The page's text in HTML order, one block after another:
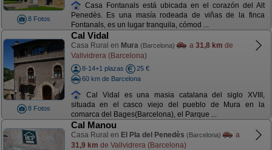
8 Fotos
Casa Fontanals está ubicada en el corazón del Alt
Penedès. Es una masía rodeada de viñas de la finca
Fontanals, es un lugar tranquila, cómod ...
8 Fotos
Cal Vidal
Casa Rural en Mura (Barcelona) a 31,8 km de
Vallvidrera (Barcelona)
8-14+1 plazas
25 €
60 km de Barcelona
Cal Vidal es una masia catalana del siglo XVIII,
situada en el casco viejo del pueblo de Mura en la
comarca del Bages(Barcelona), el Parque ...
Cal Manou
Casa Rural en El Pla del Penedès (Barcelona)
a
31,9 km de Vallvidrera (Barcelona)